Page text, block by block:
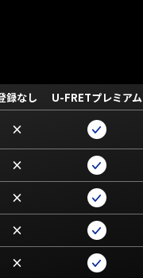
録なし U-FRETプレミアム
×
×
×
×
×